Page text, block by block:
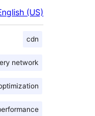
(US)
cdn
network